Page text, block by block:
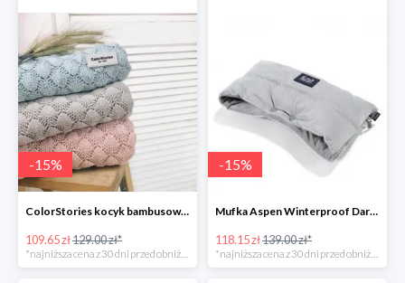
-15%
ColorStories kocyk bambusowy soft bamboo jasny szary -15%
109.65 zł129.00 zł*
*najniższa cena z 30 dni przed obniżką
-15%
Mufka Aspen Winterproof Dark Grey La Millou -15%
118.15 zł139.00 zł*
*najniższa cena z 30 dni przed obniżką